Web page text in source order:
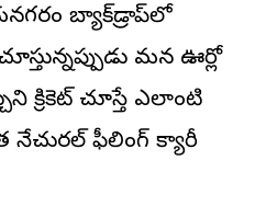
బ్యాక్‌డ్రాప్‌లో
మన ఊర్లో
క్రికెట్ చూస్తే ఎలాంటి
నేచురల్ ఫీలింగ్ క్యారీ